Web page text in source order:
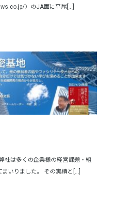
）のJA面に平尾[...]
社は多くの企業様の経営課題・組
いりました。 その実績と[...]